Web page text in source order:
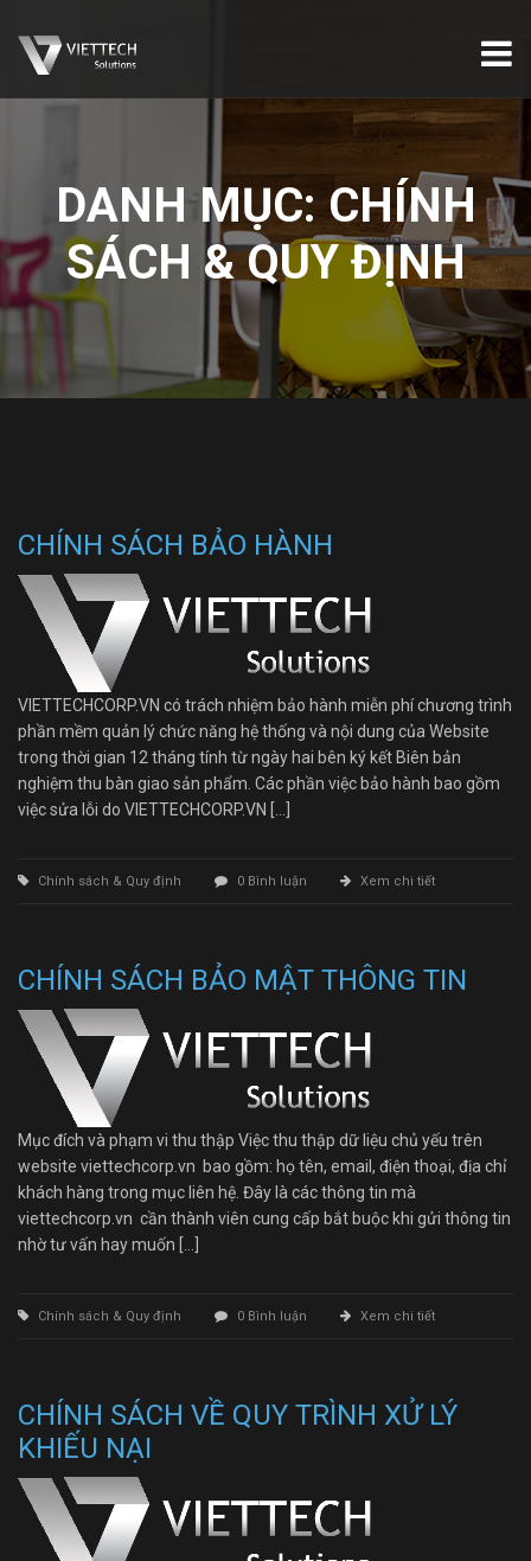
DANH MỤC:CHÍNH
SÁCH & QUY ĐỊNH
CHÍNH SÁCH BẢO HÀNH
VIETTECHCORP.VN có trách nhiệm bảo hành miễn phí chương trình
phần mềm quản lý chức năng hệ thống và nội dung của Website
trong thời gian 12 tháng tính từ ngày hai bên ký kết Biên bản
nghiệm thu bàn giao sản phẩm. Các phần việc bảo hành bao gồm
việc sửa lỗi do VIETTECHCORP.VN […]
Chính sách & Quy định 0 Bình luận Xem chi tiết
CHÍNH SÁCH BẢO MẬT THÔNG TIN
Mục đích và phạm vi thu thập Việc thu thập dữ liệu chủ yếu trên
website viettechcorp.vn bao gồm: họ tên, email, điện thoại, địa chỉ
khách hàng trong mục liên hệ. Đây là các thông tin mà
viettechcorp.vn cần thành viên cung cấp bắt buộc khi gửi thông tin
nhờ tư vấn hay muốn […]
Chính sách & Quy định 0 Bình luận Xem chi tiết
CHÍNH SÁCH VỀ QUY TRÌNH XỬ LÝ
KHIẾU NẠI